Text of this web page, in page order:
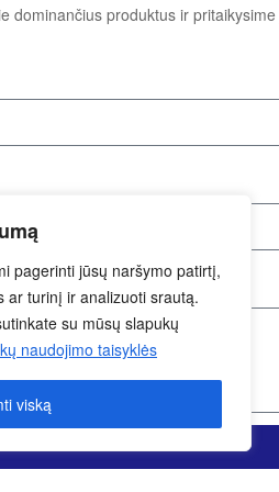
pagerinti jūsų naršymo patirtį,
ar turinį ir analizuoti srautą.
su mūsų slapukų
naudojimo taisyklės
viską
dominančius produktus ir